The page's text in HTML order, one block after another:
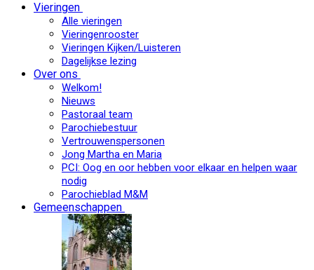
Vieringen
Alle vieringen
Vieringenrooster
Vieringen Kijken/Luisteren
Dagelijkse lezing
Over ons
Welkom!
Nieuws
Pastoraal team
Parochiebestuur
Vertrouwenspersonen
Jong Martha en Maria
PCI: Oog en oor hebben voor elkaar en helpen waar
nodig
Parochieblad M&M
Gemeenschappen